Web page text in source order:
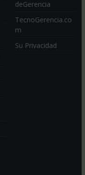
deGerencia
TecnoGerencia.co
m
Su Privacidad